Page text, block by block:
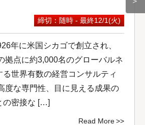
締切：随時 - 最終12/1(火)
年に米国シカゴで創立され、
拠点に約3,000名のグローバルネ
る世界有数の経営コンサルティ
度な専門性、目に見える成果の
の密接な […]
Read More